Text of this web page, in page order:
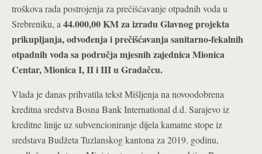
troškova rada postrojenja za prečišćavanje otpadnih voda u
Srebreniku, a 44.000,00 KM za izradu Glavnog projekta
prikupljanja, odvođenja i prečišćavanja sanitarno-fekalnih
otpadnih voda sa područja mjesnih zajednica Mionica
Centar, Mionica I, II i III u Gradačcu.
Vlada je danas prihvatila tekst Mišljenja na novoodobrena
kreditna sredstva Bosna Bank International d.d. Sarajevo iz
kreditne linije uz subvencioniranje dijela kamatne stope iz
sredstava Budžeta Tuzlanskog kantona za 2019. godinu,